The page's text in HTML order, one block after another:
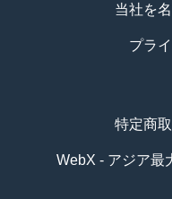
当社を
プラ
特定商
WebX - アジア最